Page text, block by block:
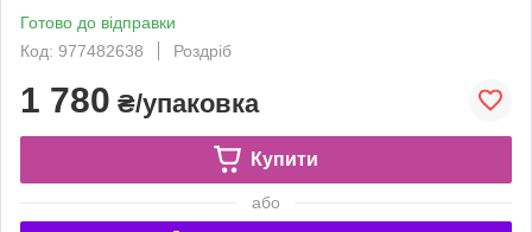
Готово до відправки
Код: 977482638
Роздріб
1 780 ₴/упаковка
Купити
або